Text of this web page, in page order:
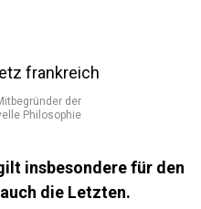
der
Philosophie
insbesondere für den
die Letzten.